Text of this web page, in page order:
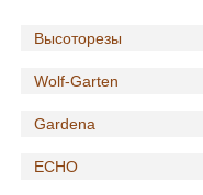
Высоторезы
Wolf-Garten
Gardena
ECHO